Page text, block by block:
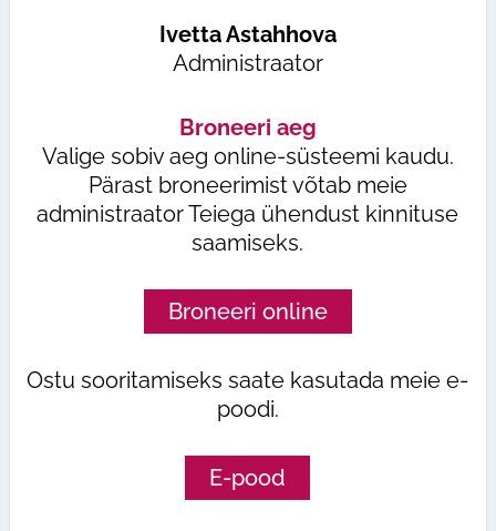
Ivetta Astahhova
Administraator
Broneeri aeg
Valige sobiv aeg online-süsteemi kaudu.
Pärast broneerimist võtab meie
administraator Teiega ühendust kinnituse
saamiseks.
Broneeri online
Ostu sooritamiseks saate kasutada meie e-
poodi.
E-pood